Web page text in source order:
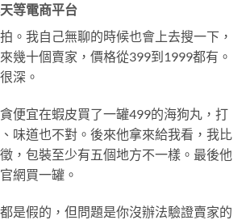
等電商平台
。我自己無聊的時候也會上去搜一下，
幾十個賣家，價格從399到1999都有。
深。
便宜在蝦皮買了一罐499的海狗丸，打
味道也不對。後來他拿來給我看，我比
，包裝至少有五個地方不一樣。最後他
網買一罐。
是假的，但問題是你沒辦法驗證賣家的